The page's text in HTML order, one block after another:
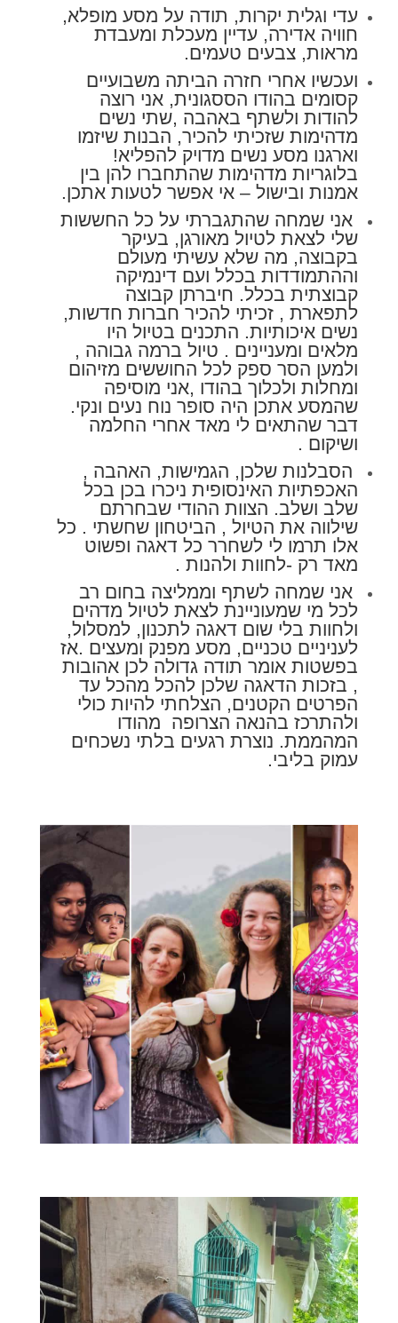
עדי וגלית יקרות, תודה על מסע מופלא,
חוויה אדירה, עדיין מעכלת ומעבדת
מראות, צבעים טעמים.
ועכשיו אחרי חזרה הביתה משבועיים
קסומים בהודו הססגונית, אני רוצה
להודות ולשתף באהבה ,שתי נשים
מדהימות שזכיתי להכיר, הבנות שיזמו
וארגנו מסע נשים מדויק להפליא!
בלוגריות מדהימות שהתחברו להן בין
אמנות ובישול – אי אפשר לטעות אתכן.
אני שמחה שהתגברתי על כל החששות
שלי לצאת לטיול מאורגן, בעיקר
בקבוצה, מה שלא עשיתי מעולם
וההתמודדות בכלל ועם דינמיקה
קבוצתית בכלל. חיברתן קבוצה
לתפארת , זכיתי להכיר חברות חדשות,
נשים איכותיות. התכנים בטיול היו
מלאים ומעניינים . טיול ברמה גבוהה ,
ולמען הסר ספק לכל החוששים מזיהום
ומחלות ולכלוך בהודו ,אני מוסיפה
שהמסע אתכן היה סופר נוח נעים ונקי.
דבר שהתאים לי מאד אחרי החלמה
ושיקום .
הסבלנות שלכן, הגמישות, האהבה ,
האכפתיות האינסופית ניכרו בכן בכל
שלב ושלב. הצוות ההודי שבחרתם
שילווה את הטיול , הביטחון שחשתי . כל
אלו תרמו לי לשחרר כל דאגה ופשוט
מאד רק -לחוות ולהנות .
אני שמחה לשתף וממליצה בחום רב
לכל מי שמעוניינת לצאת לטיול מדהים
ולחוות בלי שום דאגה לתכנון, למסלול,
לעניניים טכניים, מסע מפנק ומעצים .אז
בפשטות אומר תודה גדולה לכן אהובות
, בזכות הדאגה שלכן להכל מהכל עד
הפרטים הקטנים, הצלחתי להיות כולי
ולהתרכז בהנאה הצרופה מהודו
המהממת. נוצרת רגעים בלתי נשכחים
עמוק בליבי.